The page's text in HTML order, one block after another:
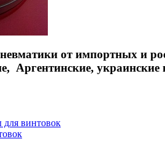
от импортных и
Аргентинские,
винтовок